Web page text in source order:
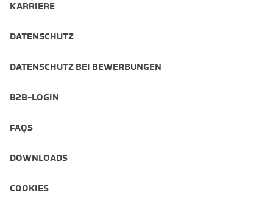
KARRIERE
DATENSCHUTZ
DATENSCHUTZ BEI BEWERBUNGEN
B2B-LOGIN
FAQS
DOWNLOADS
COOKIES